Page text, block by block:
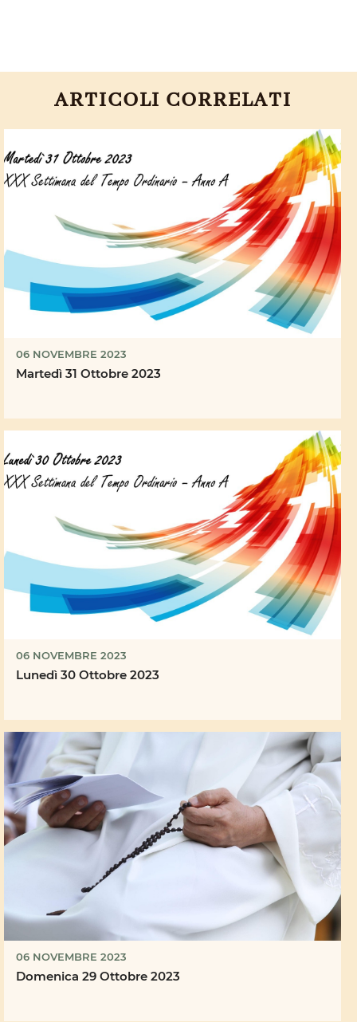
ARTICOLI CORRELATI
06 NOVEMBRE 2023
Martedì 31 Ottobre 2023
06 NOVEMBRE 2023
Lunedì 30 Ottobre 2023
06 NOVEMBRE 2023
Domenica 29 Ottobre 2023